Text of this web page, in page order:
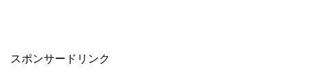
スポンサードリンク